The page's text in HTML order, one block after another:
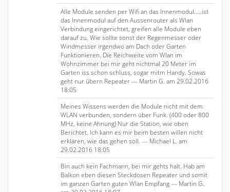
Alle Module senden per Wifi an das Innenmodul.....ist
das Innenmodul auf den Aussenrouter als Wlan
Verbindung eingerichtet, greifen alle Module eben
darauf zu. Wie sollte sonst der Regenmesser oder
Windmesser irgendwo am Dach oder Garten
Funktionieren. Die Reichweite vom Wlan im
Wohnzimmer bei mir geht nichtmal 20 Meter im
Garten iss schon schluss, sogar mitm Handy. Sowas
geht nur übern Repeater --- Martin G. am 29.02.2016
18:05
Meines Wissens werden die Module nicht mit dem
WLAN verbunden, sondern über Funk. (400 oder 800
MHz, keine Ahnung) Nur die Station, wie oben
Berichtet. Ich kann es mir beim besten willen nicht
erklären, wie das gehen soll. --- Michael L. am
29.02.2016 18:05
Bin auch kein Fachmann, bei mir gehts halt. Hab am
Balkon eben diesen Steckdosen Repeater und somit
im ganzen Garten guten Wlan Empfang --- Martin G.